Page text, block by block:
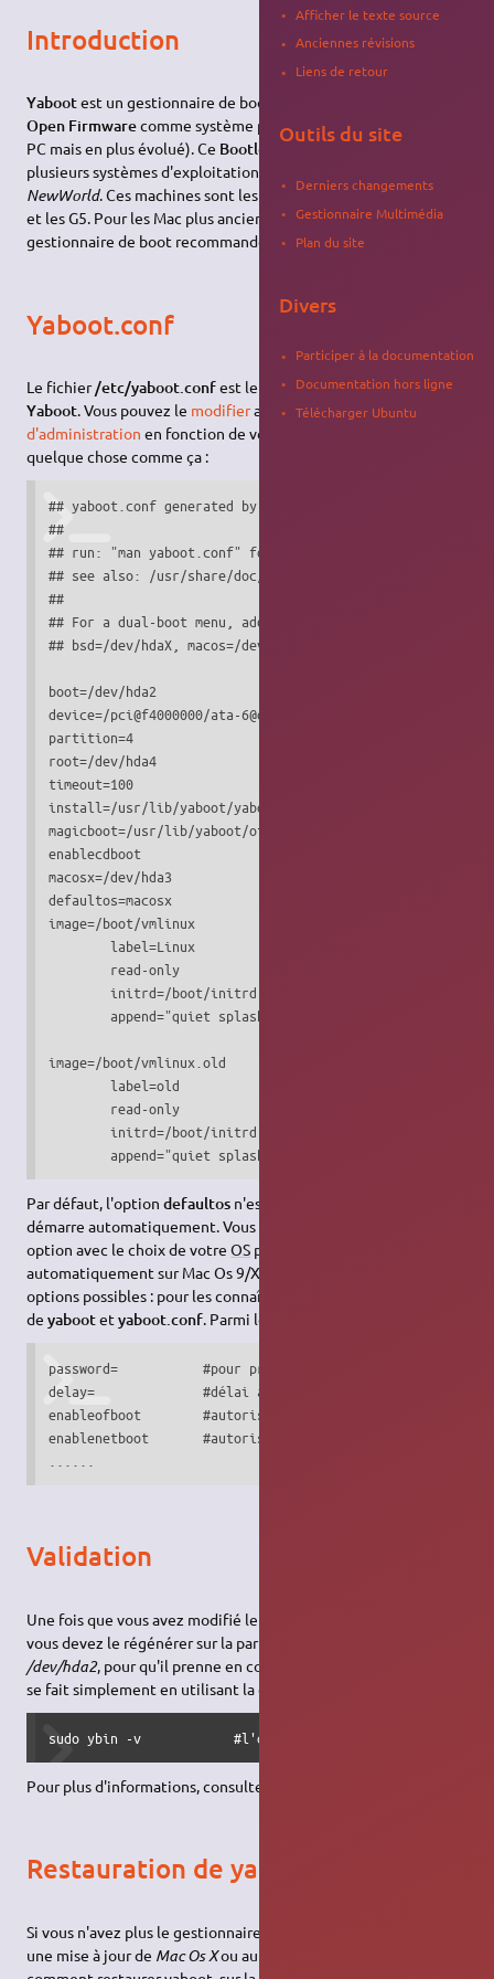
Introduction
Yabootest un gestionnaire de boot pour les machines ayant
Open Firmwarecomme système primaire (comme le bios de
PC mais en plus évolué). Ce Bootloader
plusieurs systèmes d'exploitation sur les machines Apple
NewWorld. Ces machines sont les Mac G3 (bleu et blanc), les G4
et les G5. Pour les Mac plus anciens, lesOldWorld, le
gestionnaire de boot recommandé, estBootX.
Yaboot.conf
Le fichier/etc/yaboot.confest le fichier de configuration de
Yaboot. Vous pouvez le modifieravec lesdroits
d'administration en fonction de vos besoins. Vous obtiendrez
quelque chose comme ça :
## yaboot.conf generated by the Ubuntu installer
##
## run: "man yaboot.conf" for details. Do not make
## see also: /usr/share/doc/yaboot/examples for example
##
## For a dual-boot menu, add one or more of:
## bsd=/dev/hdaX, macos=/dev/hdaY, macosx=/dev/hdaZ
boot=/dev/hda2                          #indique sur quel
device=/pci@f4000000/ata-6@d/disk@0:
partition=4                             #nombre de
root=/dev/hda4                          #partition racine /
timeout=100                             #temps d'attente au
install=/usr/lib/yaboot/yaboot
magicboot=/usr/lib/yaboot/ofboot
enablecdboot                            #permet le boot sur
macosx=/dev/hda3                        #localisation
defaultos=macosx                        #choix du système
image=/boot/vmlinux
	label=Linux
	initrd=/boot/initrd.img
image=/boot/vmlinux.old
	label=old
	initrd=/boot/initrd.img.old
	append="quiet splash"
Par défaut, l'optiondefaultos n'est pas présente, donc Ubuntu
démarre automatiquement. Vous pouvez, en ajoutant cette
option avec le choix de votreOS par défaut démarrer
automatiquement sur Mac Os 9/X. Il y a beaucoup d'autres
options possibles : pour les connaître je vous renvoie sur le
deyabootetyaboot.conf. Parmi les plus intéressantes :
password=           #pour protéger le boot avec un
delay=              #délai avant le boot automatique
enableofboot        #autoriser l'ouverture de Open
enablenetboot       #autoriser le boot sur réseau
Validation
Une fois que vous avez modifié le fichier
vous devez le régénérer sur la partition de démarrage, ici
/dev/hda2, pour qu'il prenne en compte les modifications. Cela
se fait simplement en utilisant la commande
sudo ybin -v            #l'option -v pour voir un peu ce
Pour plus d'informations, consultez-le
Restauration de yaboot
Si vous n'avez plus le gestionnaire de démarrage
une mise à jour de Mac Os Xou autres problèmes, allez voir
Afficher le texte source
Anciennes révisions
Liens de retour
Outils du site
Derniers changements
Gestionnaire Multimédia
Plan du site
Divers
Participer à la documentation
Documentation hors ligne
Télécharger Ubuntu